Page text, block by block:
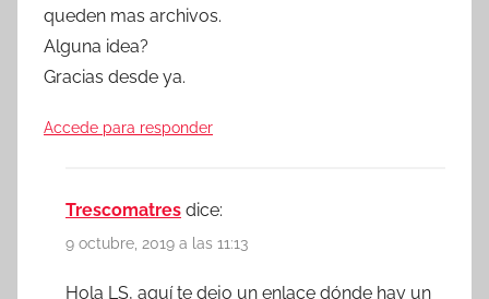
queden mas archivos.
Alguna idea?
Gracias desde ya.
Accede para responder
Trescomatres dice:
9 octubre, 2019 a las 11:13
Hola LS, aquí te dejo un enlace dónde hay un